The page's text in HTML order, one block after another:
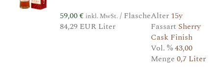
59,00€ inkl. MwSt./ Flasche
84,29 EUR Liter
Alter 15y
Fassart Sherry
Cask Finish
Vol. %43,00
Menge 0,7 Liter